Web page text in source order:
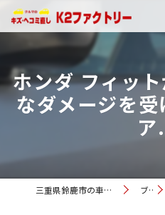
ホンダ フィッ
なダメージを
三重県鈴鹿市の車修理ならK2ファクトリー ブログ